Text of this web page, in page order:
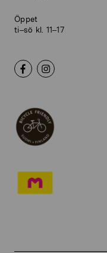
Öppet
ti–sö kl. 11–17